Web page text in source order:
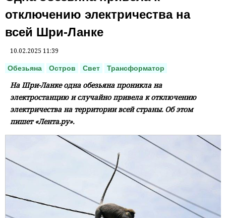
отключению электричества на
всей Шри-Ланке
10.02.2025 11:39
Обезьяна Остров Свет Трансформатор
На Шри-Ланке одна обезьяна проникла на
электростанцию и случайно привела к отключению
электричества на территории всей страны. Об этом
пишет «Лента.ру».